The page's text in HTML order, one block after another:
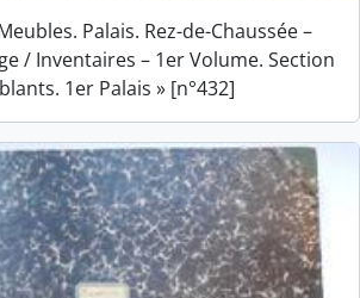
Palais. Rez-de-Chaussée –
/ Inventaires – 1er Volume. Section
1er Palais » [n°432]